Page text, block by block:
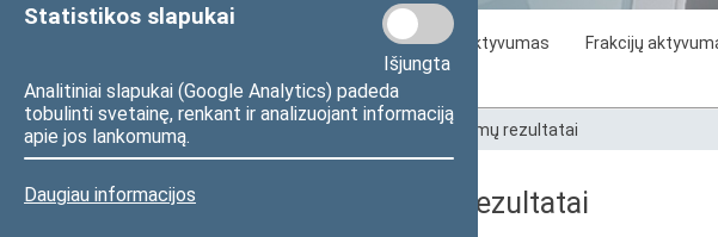
Statistikos slapukai
Išjungta
Analitiniai slapukai (Google Analytics) padeda
tobulinti svetainę, renkant ir analizuojant informaciją
apie jos lankomumą.
Daugiau informacijos
Seimo narių aktyvumas Frakcijų
Seimo narių balsavimų rezultatai
Pradžia Seimo narių balsavimų rezultatai
Seimo narių balsavimų rezultatai